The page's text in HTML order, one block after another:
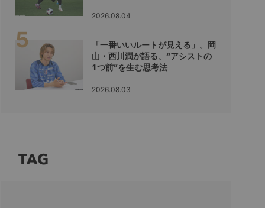
2026.08.04
「一番いいルートが見える」。岡
山・西川潤が語る、“アシストの
1つ前”を生む思考法
2026.08.03
TAG